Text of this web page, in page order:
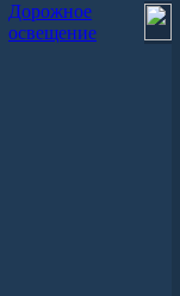
Дорожное
освещение